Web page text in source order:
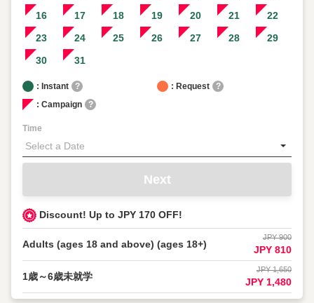
16
17 18 19 20 21
22
23
24 25 26 27 28
29
30
31
: Instant ? : Request
?
: Campaign
?
Time
Next
Discount! Up to JPY 170 OFF!
Adults (ages 18 and above) (ages 18+)
JPY 900
JPY 810
1歳～6歳未就学
JPY 1,650
JPY 1,480